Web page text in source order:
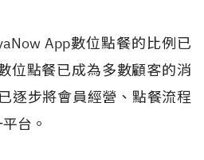
App數位點餐的比例已
位點餐已成為多數顧客的消
逐步將會員經營、點餐流程
台。